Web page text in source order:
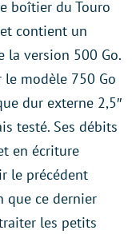
boîtier du Touro
contient un
la version 500 Go.
le modèle 750 Go
dur externe 2,5″
testé. Ses débits
en écriture
le précédent
que ce dernier
les petits